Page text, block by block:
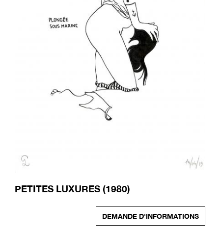
PETITES LUXURES (1980)
DEMANDE D'INFORMATIONS